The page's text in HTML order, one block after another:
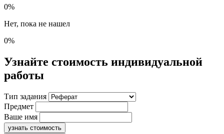
0%
Нет, пока не нашел
0%
Узнайте стоимость индивидуальной
работы
Тип задания
Предмет
Ваше имя
узнать стоимость